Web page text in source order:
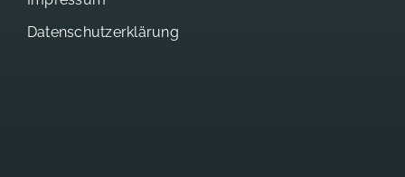
Datenschutzerklärung